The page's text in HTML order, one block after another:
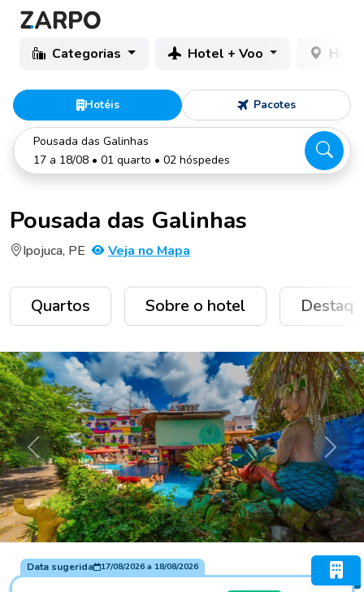
Categorias Hotel + Voo
Hotéis Pacotes
Pousada das Galinhas
17 a 18/08 • 01 quarto • 02 hóspedes
Pousada das Galinhas
Ipojuca, PE Veja no Mapa
Quartos Sobre o hotel
Anterior
Data sugerida 17/08/2026a 18/08/2026